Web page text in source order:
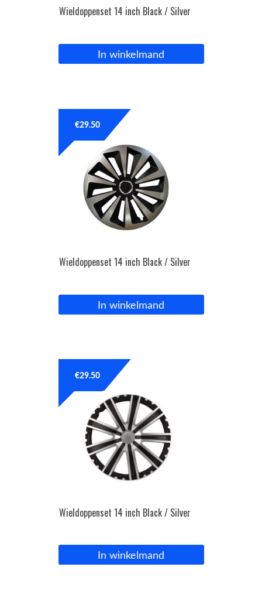
Wieldoppenset 14 inch Black / Silver
In winkelmand
Wieldoppenset 14 inch Black / Silver
€29.50
In winkelmand
Wieldoppenset 14 inch Black / Silver
€29.50
In winkelmand